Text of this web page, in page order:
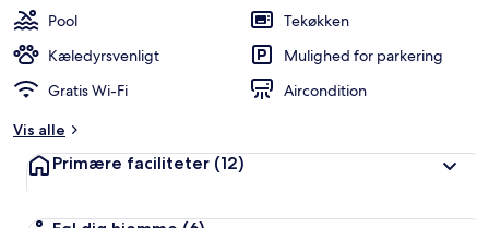
Pool
Tekøkken
Kæledyrsvenligt
Mulighed for parkering
Gratis Wi-Fi
Aircondition
Vis alle
Primære faciliteter (12)